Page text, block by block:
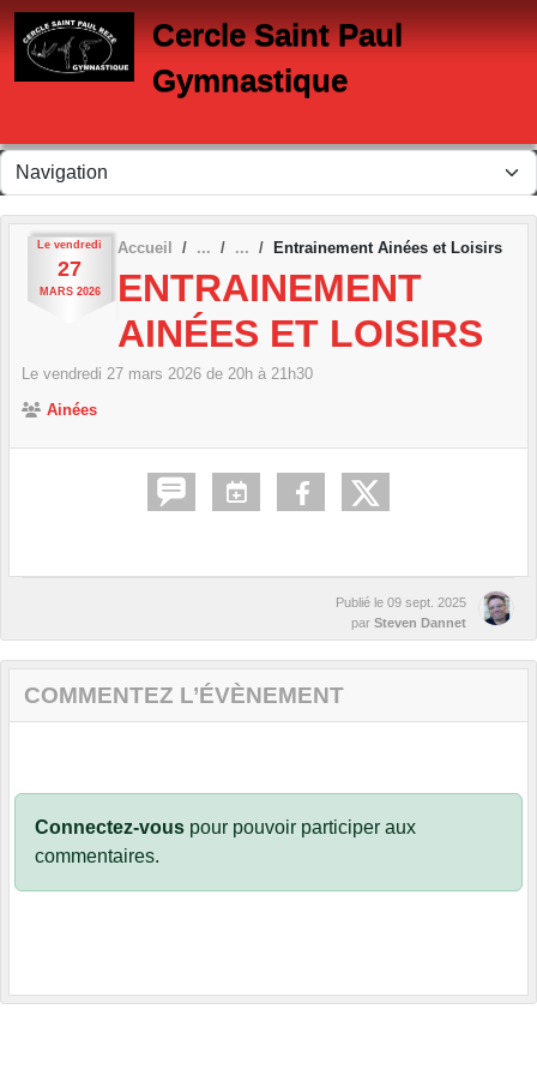
Cercle Saint Paul
Gymnastique
Le vendredi
27
MARS 2026
Accueil Entrainement Ainées et Loisirs
ENTRAINEMENT
AINÉES ET LOISIRS
Le vendredi 27 mars 2026 de 20h à 21h30
Ainées
Publié le 09 sept. 2025
par Steven Dannet
COMMENTEZ L’ÉVÈNEMENT
Connectez-vous pour pouvoir participer aux
commentaires.
Panneau de gestion des cookies